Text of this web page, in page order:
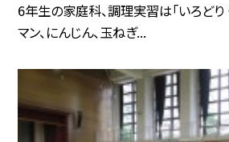
6年生の家庭科、調理実習は「いろどり
マン、にんじん、玉ねぎ...